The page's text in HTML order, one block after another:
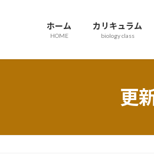
ホーム
HOME
カリキュラム
biology class
更